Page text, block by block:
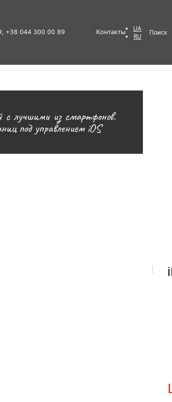
+38 044 300 00 89 Контакты
UA
RU
Поиск
с лучшими из смартфонов.
под управлением iOS